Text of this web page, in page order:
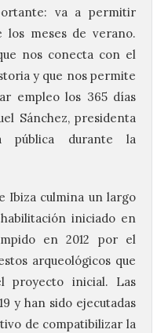
va a permitir
los meses de verano.
nos conecta con el
y que nos permite
empleo los 365 días
Sánchez, presidenta
pública durante la
Ibiza culmina un largo
iniciado en
en 2012 por el
arqueológicos que
proyecto inicial. Las
y han sido ejecutadas
de compatibilizar la